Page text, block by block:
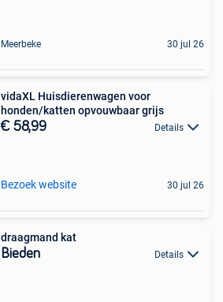
Meerbeke 30 jul 26
vidaXL Huisdierenwagen voor
honden/katten opvouwbaar grijs
€ 58,99 Details
Bezoek website 30 jul 26
draagmand kat
Bieden Details